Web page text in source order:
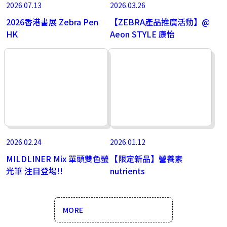
2026.07.13
2026香港書展 Zebra Pen
HK
2026.03.26
【ZEBRA產品推廣活動】@
Aeon STYLE 康怡
2026.02.24
MILDLINER Mix 單頭雙色螢
光筆 注目登場!!
2026.01.12
【限定新品】營養素
nutrients
MORE